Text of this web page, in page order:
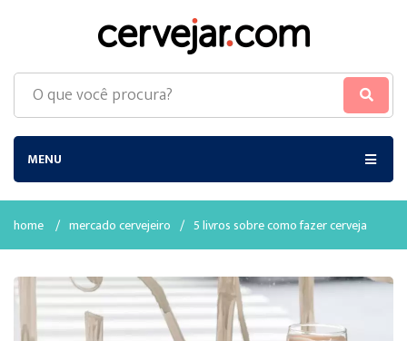
MENU
home / mercado cervejeiro / 5 livros sobre como fazer cerveja